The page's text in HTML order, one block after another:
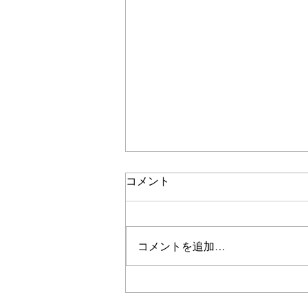
甘く浮く
コメント
コメントを追加…